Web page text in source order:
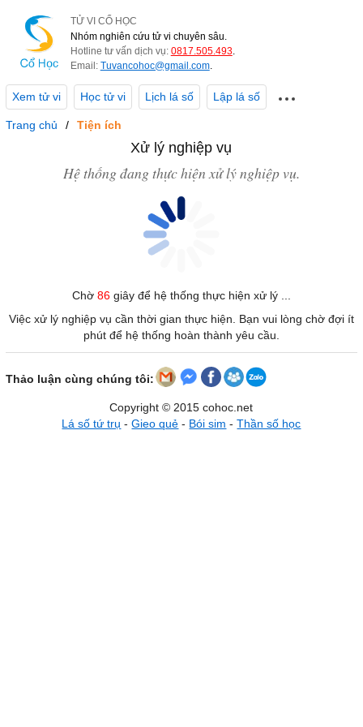
TỬ VI CỔ HỌC
Nhóm nghiên cứu tử vi chuyên sâu.
Hotline tư vấn dịch vụ: 0817.505.493.
Email: Tuvancohoc@gmail.com.
Xem tử vi Học tử vi Lịch lá số Lập lá số
Trang chủ Tiện ích
Xử lý nghiệp vụ
Hệ thống đang thực hiện xử lý nghiệp vụ.
Chờ 86giây để hệ thống thực hiện xử lý ...
Việc xử lý nghiệp vụ cần thời gian thực hiện. Bạn vui lòng chờ đợi ít
phút để hệ thống hoàn thành yêu cầu.
Thảo luận cùng chúng tôi:
Copyright © 2015 cohoc.net
Lá số tứ trụ -Gieo quẻ - Bói sim -Thần số học